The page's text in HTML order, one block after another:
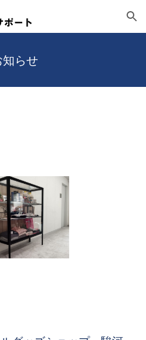
Skip to navigation
知らせ